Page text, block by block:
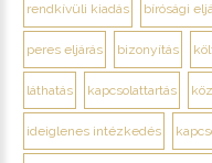
rendkívüli kiadás bírósági
peres eljárás bizonyítás
láthatás kapcsolattartás
ideiglenes intézkedés